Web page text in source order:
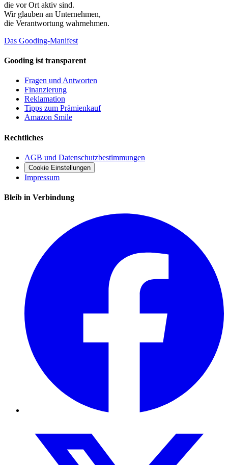
die vor Ort aktiv sind.
Wir glauben an Unternehmen,
die Verantwortung wahrnehmen.
Das Gooding-Manifest
Gooding ist transparent
Fragen und Antworten
Finanzierung
Reklamation
Tipps zum Prämienkauf
Amazon Smile
Rechtliches
AGB und Datenschutzbestimmungen
Cookie Einstellungen
Impressum
Bleib in Verbindung